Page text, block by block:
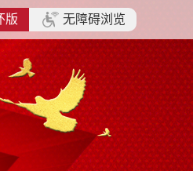
版 无障碍浏览